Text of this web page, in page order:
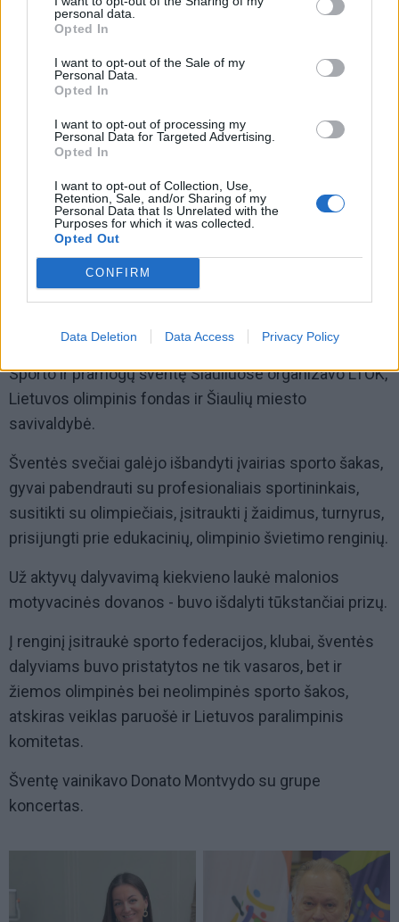
personal data.
Opted In
I want to opt-out of the Sale of my
Personal Data.
Opted In
I want to opt-out of processing my
Personal Data for Targeted Advertising.
Opted In
I want to opt-out of Collection, Use,
Retention, Sale, and/or Sharing of my
Personal Data that Is Unrelated with the
Purposes for which it was collected.
Opted Out
CONFIRM
Data Deletion Data Access Privacy Policy
„Labai myliu šį miestą. Džiaugiuosi, kad pavyko
surengti gražų ir labai didelį renginį mūsų mieste, -
sakė ji ir, renginio metu bendraudama su žiniasklaida,
palinkėjo būsimiems Paryžiaus olimpinių žaidynių
sunku ar net nebeįmanoma - nepasiduokite.“
Sporto ir pramogų šventę Šiauliuose organizavo LTOK,
Lietuvos olimpinis fondas ir Šiaulių miesto
savivaldybė.
Šventės svečiai galėjo išbandyti įvairias sporto šakas,
gyvai pabendrauti su profesionaliais sportininkais,
susitikti su olimpiečiais, įsitraukti į žaidimus, turnyrus,
prisijungti prie edukacinių, olimpinio švietimo renginių.
Už aktyvų dalyvavimą kiekvieno laukė malonios
motyvacinės dovanos - buvo išdalyti tūkstančiai prizų.
Į renginį įsitraukė sporto federacijos, klubai, šventės
dalyviams buvo pristatytos ne tik vasaros, bet ir
žiemos olimpinės bei neolimpinės sporto šakos,
atskiras veiklas paruošė ir Lietuvos paralimpinis
komitetas.
Šventę vainikavo Donato Montvydo su grupe
koncertas.